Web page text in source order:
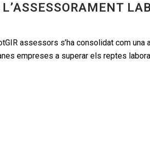
assessors s’ha consolidat com una
empreses a superar els reptes